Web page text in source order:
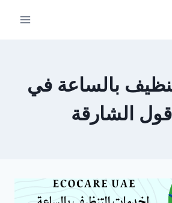
بالساعة في
الشارقة